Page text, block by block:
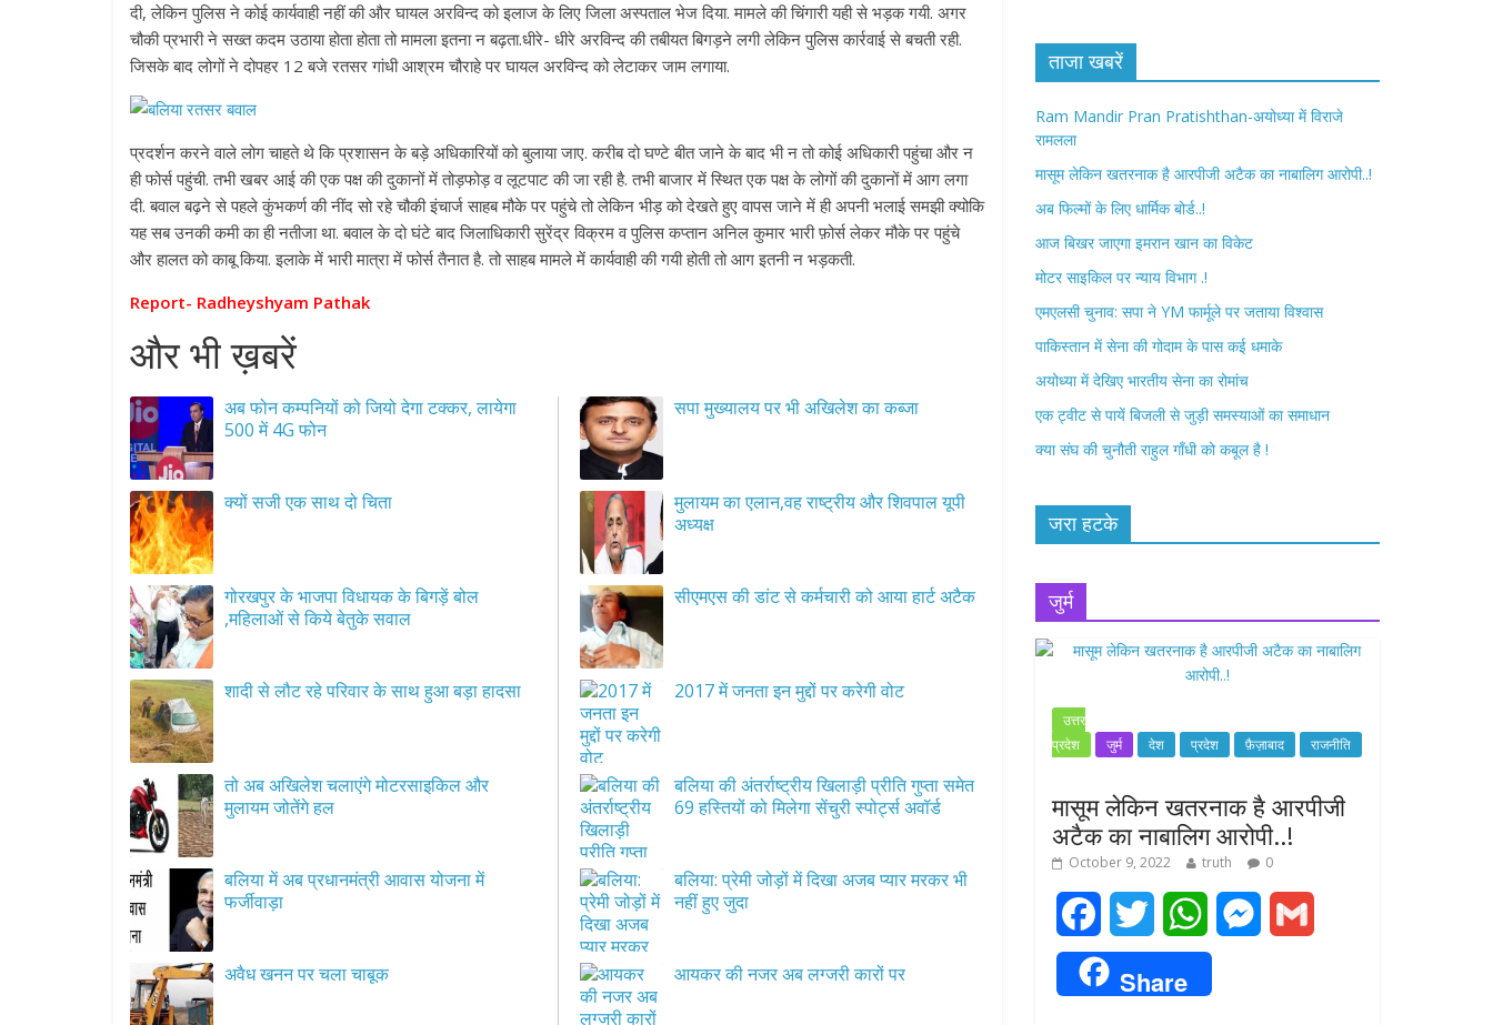
दी, लेकिन पुलिस ने कोई कार्यवाही नहीं की और घायल अरविन्द को इलाज के लिए जिला अस्पताल भेज दिया. मामले की चिंगारी यही से भड़क गयी. अगर
चौकी प्रभारी ने सख्त कदम उठाया होता होता तो मामला इतना न बढ़ता.धीरे- धीरे अरविन्द की तबीयत बिगड़ने लगी लेकिन पुलिस कार्रवाई से बचती रही.
जिसके बाद लोगों ने दोपहर 12 बजे रतसर गांधी आश्रम चौराहे पर घायल अरविन्द को लेटाकर जाम लगाया.
प्रदर्शन करने वाले लोग चाहते थे कि प्रशासन के बड़े अधिकारियों को बुलाया जाए. करीब दो घण्टे बीत जाने के बाद भी न तो कोई अधिकारी पहुंचा और न
ही फोर्स पहुंची. तभी खबर आई की एक पक्ष की दुकानों में तोड़फोड़ व लूटपाट की जा रही है. तभी बाजार में स्थित एक पक्ष के लोगों की दुकानों में आग लगा
दी. बवाल बढ़ने से पहले कुंभकर्ण की नींद सो रहे चौकी इंचार्ज साहब मौके पर पहुंचे तो लेकिन भीड़ को देखते हुए वापस जाने में ही अपनी भलाई समझी क्योकि
यह सब उनकी कमी का ही नतीजा था. बवाल के दो घंटे बाद जिलाधिकारी सुरेंद्र विक्रम व पुलिस कप्तान अनिल कुमार भारी फ़ोर्स लेकर मौके पर पहुंचे
और हालत को काबू किया. इलाके में भारी मात्रा में फोर्स तैनात है. तो साहब मामले में कार्यवाही की गयी होती तो आग इतनी न भड़कती.
Report- Radheyshyam Pathak
और भी ख़बरें
अब फोन कम्पनियों को जियो देगा टक्कर, लायेगा
500 में 4G फोन
क्यों सजी एक साथ दो चिता
गोरखपुर के भाजपा विधायक के बिगड़ें बोल
,महिलाओं से किये बेतुके सवाल
शादी से लौट रहे परिवार के साथ हुआ बड़ा हादसा
तो अब अखिलेश चलाएंगे मोटरसाइकिल और
मुलायम जोतेंगे हल
बलिया में अब प्रधानमंत्री आवास योजना में
फर्जीवाड़ा
अवैध खनन पर चला चाबूक
सपा मुख्यालय पर भी अखिलेश का कब्जा
मुलायम का एलान,वह राष्ट्रीय और शिवपाल यूपी
अध्यक्ष
सीएमएस की डांट से कर्मचारी को आया हार्ट अटैक
2017 में जनता इन मुद्दों पर करेगी वोट
बलिया की अंतर्राष्ट्रीय खिलाड़ी प्रीति गुप्ता समेत
69 हस्तियों को मिलेगा सेंचुरी स्पोर्ट्स अवॉर्ड
बलिया: प्रेमी जोड़ों में दिखा अजब प्यार मरकर भी
नहीं हुए जुदा
आयकर की नजर अब लग्जरी कारों पर
c
o
k
r
ताजा खबरें
Ram Mandir Pran Pratishthan-अयोध्या में विराजे
रामलला
मासूम लेकिन खतरनाक है आरपीजी अटैक का नाबालिग आरोपी..!
अब फिल्मों के लिए धार्मिक बोर्ड..!
आज बिखर जाएगा इमरान खान का विकेट
मोटर साइकिल पर न्याय विभाग .!
एमएलसी चुनाव: सपा ने YM फार्मूले पर जताया विश्वास
पाकिस्तान में सेना की गोदाम के पास कई धमाके
अयोध्या में देखिए भारतीय सेना का रोमांच
एक ट्वीट से पायें बिजली से जुड़ी समस्याओं का समाधान
क्या संघ की चुनौती राहुल गाँधी को कबूल है !
जरा हटके
जुर्म
उत्तर
प्रदेश
जुर्म देश प्रदेश फ़ैज़ाबाद राजनीति
मासूम लेकिन खतरनाक है आरपीजी
अटैक का नाबालिग आरोपी..!
October 9, 2022 truth 0
a
c
w
i
W
h
a
M
Share